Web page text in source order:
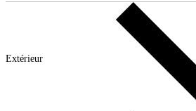
Extérieur